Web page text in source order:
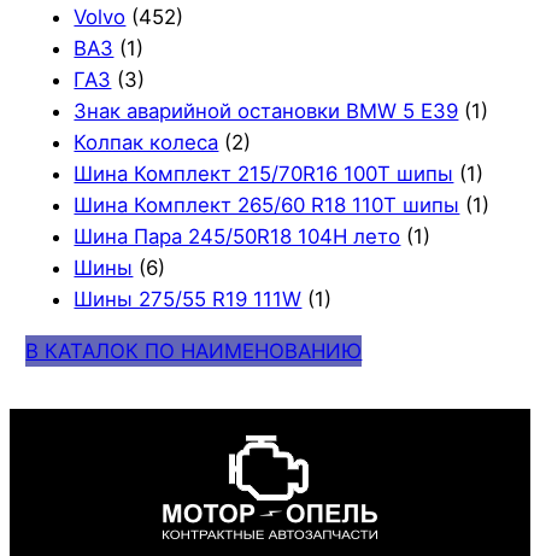
Volvo (452)
ВАЗ (1)
ГАЗ (3)
Знак аварийной остановки BMW 5 E39 (1)
Колпак колеса (2)
Шина Комплект 215/70R16 100T шипы (1)
Шина Комплект 265/60 R18 110T шипы (1)
Шина Пара 245/50R18 104H лето (1)
Шины (6)
Шины 275/55 R19 111W (1)
В КАТАЛОК ПО НАИМЕНОВАНИЮ